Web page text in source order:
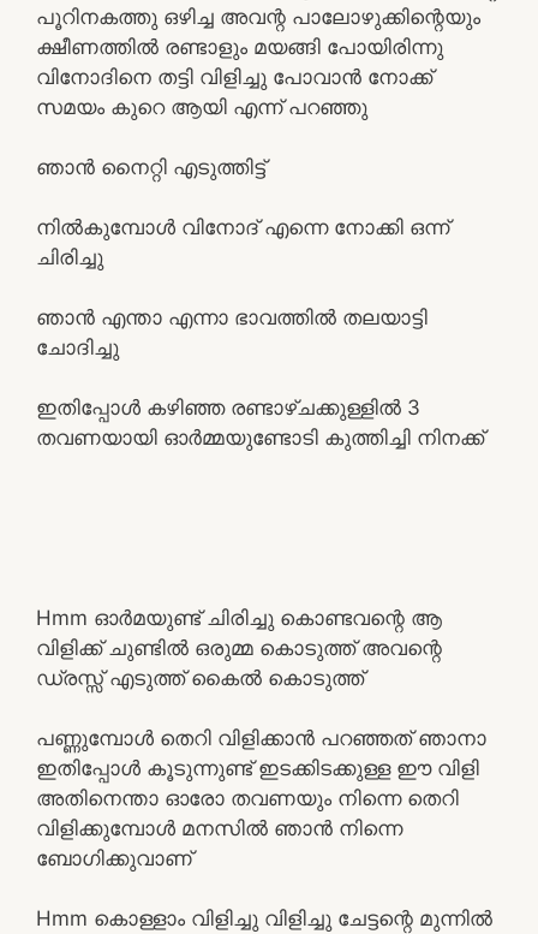
പൂറിനകത്തു ഒഴിച്ച അവന്റ പാലോഴുക്കിന്റെയും
ക്ഷീണത്തിൽ രണ്ടാളും മയങ്ങി പോയിരിന്നു
വിനോദിനെ തട്ടി വിളിച്ചു പോവാൻ നോക്ക്
സമയം കുറെ ആയി എന്ന് പറഞ്ഞു
ഞാൻ നൈറ്റി എടുത്തിട്ട്
നിൽകുമ്പോൾ വിനോദ് എന്നെ നോക്കി ഒന്ന്
ചിരിച്ചു
ഞാൻ എന്താ എന്നാ ഭാവത്തിൽ തലയാട്ടി
ചോദിച്ചു
ഇതിപ്പോൾ കഴിഞ്ഞ രണ്ടാഴ്ചക്കുള്ളിൽ 3
തവണയായി ഓർമ്മയുണ്ടോടി കുത്തിച്ചി നിനക്ക്
Hmm ഓർമയുണ്ട് ചിരിച്ചു കൊണ്ടവന്റെ ആ
വിളിക്ക് ചുണ്ടിൽ ഒരുമ്മ കൊടുത്ത് അവന്റെ
ഡ്രസ്സ്‌ എടുത്ത് കൈൽ കൊടുത്ത്
പണ്ണുമ്പോൾ തെറി വിളിക്കാൻ പറഞ്ഞത് ഞാനാ
ഇതിപ്പോൾ കൂടുന്നുണ്ട് ഇടക്കിടക്കുള്ള ഈ വിളി
അതിനെന്താ ഓരോ തവണയും നിന്നെ തെറി
വിളിക്കുമ്പോൾ മനസിൽ ഞാൻ നിന്നെ
ബോഗിക്കുവാണ്
Hmm കൊള്ളാം വിളിച്ചു വിളിച്ചു ചേട്ടന്റെ മുന്നിൽ